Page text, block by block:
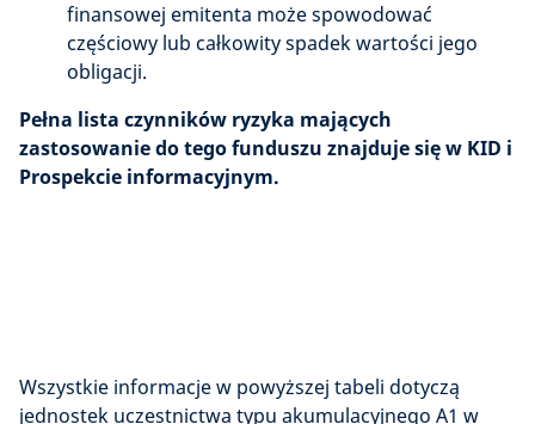
finansowej emitenta może spowodować
częściowy lub całkowity spadek wartości jego
obligacji.
Pełna lista czynników ryzyka mających
zastosowanie do tego funduszu znajduje się w KID i
Prospekcie informacyjnym.
Wszystkie informacje w powyższej tabeli dotyczą
jednostek uczestnictwa typu akumulacyjnego A1 w